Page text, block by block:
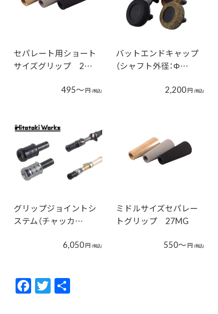
セパレート用ショート
サイズグリップ 2…
495～ 円 (税込)
バットエンドキャップ
（シャフト外径：Φ…
2,200円 (税込)
グリップジョイントシ
ステム（チャッカ…
6,050円 (税込)
ミドルサイズセパレー
トグリップ 27MG
550～円 (税込)
F
ac
T
w